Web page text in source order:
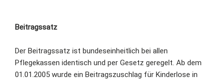
Beitragssatz
Der Beitragssatz ist bundeseinheitlich bei allen
Pflegekassen identisch und per Gesetz geregelt. Ab dem
01.01.2005 wurde ein Beitragszuschlag für Kinderlose in